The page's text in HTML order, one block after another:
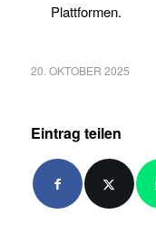
Plattformen.
20. OKTOBER 2025
Eintrag teilen